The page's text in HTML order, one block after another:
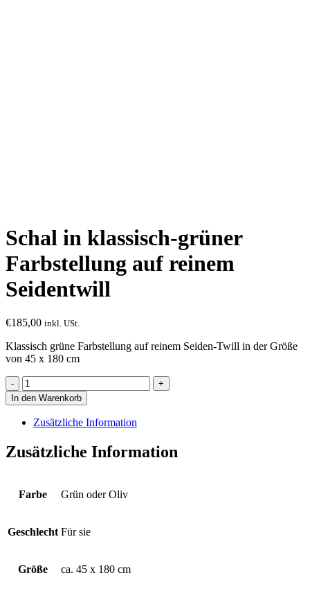
Schal in klassisch-grüner
Farbstellung auf reinem
Seidentwill
€185,00 inkl. USt.
Klassisch grüne Farbstellung auf reinem Seiden-Twill in der Größe
von 45 x 180 cm
Schal
in
klassisch-
grüner
Farbstellung
auf
reinem
In den Warenkorb
Zusätzliche Information
Zusätzliche Information
Farbe Grün oder Oliv
Geschlecht Für sie
Größe ca. 45 x 180 cm